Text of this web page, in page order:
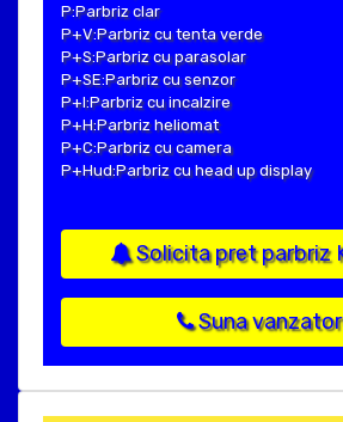
P:Parbriz clar
P+V:Parbriz cu tenta verde
P+S:Parbriz cu parasolar
P+SE:Parbriz cu senzor
P+I:Parbriz cu incalzire
P+H:Parbriz heliomat
P+C:Parbriz cu camera
P+Hud:Parbriz cu head up display
Solicita pret parbriz
Suna